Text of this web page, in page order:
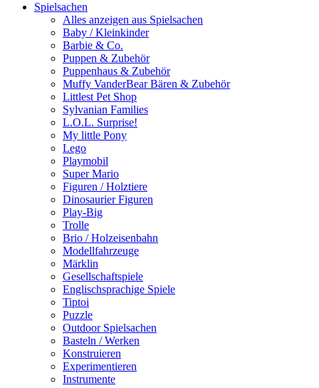
Spielsachen
Alles anzeigen aus Spielsachen
Baby / Kleinkinder
Barbie & Co.
Puppen & Zubehör
Puppenhaus & Zubehör
Muffy VanderBear Bären & Zubehör
Littlest Pet Shop
Sylvanian Families
L.O.L. Surprise!
My little Pony
Lego
Playmobil
Super Mario
Figuren / Holztiere
Dinosaurier Figuren
Play-Big
Trolle
Brio / Holzeisenbahn
Modellfahrzeuge
Märklin
Gesellschaftspiele
Englischsprachige Spiele
Tiptoi
Puzzle
Outdoor Spielsachen
Basteln / Werken
Konstruieren
Experimentieren
Instrumente